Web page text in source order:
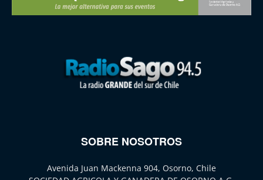
SOBRE NOSOTROS
Avenida Juan Mackenna 904, Osorno, Chile